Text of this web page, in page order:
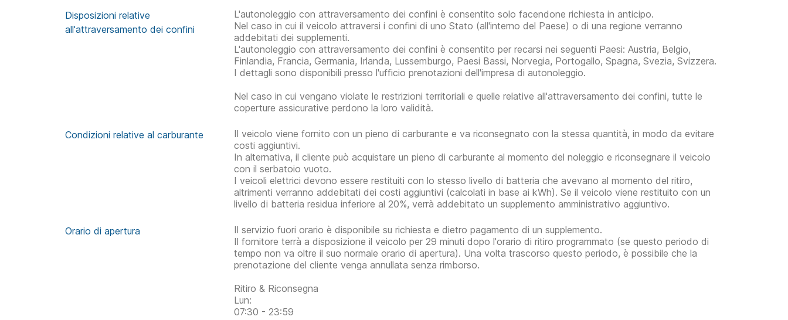
Disposizioni relative
all'attraversamento dei confini
L'autonoleggio con attraversamento dei confini è consentito solo facendone richiesta in anticipo.
Nel caso in cui il veicolo attraversi i confini di uno Stato (all'interno del Paese) o di una regione verranno
addebitati dei supplementi.
L'autonoleggio con attraversamento dei confini è consentito per recarsi nei seguenti Paesi: Austria, Belgio,
Finlandia, Francia, Germania, Irlanda, Lussemburgo, Paesi Bassi, Norvegia, Portogallo, Spagna, Svezia, Svizzera.
I dettagli sono disponibili presso l'ufficio prenotazioni dell'impresa di autonoleggio.
Nel caso in cui vengano violate le restrizioni territoriali e quelle relative all'attraversamento dei confini, tutte le
coperture assicurative perdono la loro validità.
Condizioni relative al carburante
Il veicolo viene fornito con un pieno di carburante e va riconsegnato con la stessa quantità, in modo da evitare
costi aggiuntivi.
In alternativa, il cliente può acquistare un pieno di carburante al momento del noleggio e riconsegnare il veicolo
con il serbatoio vuoto.
I veicoli elettrici devono essere restituiti con lo stesso livello di batteria che avevano al momento del ritiro,
altrimenti verranno addebitati dei costi aggiuntivi (calcolati in base ai kWh). Se il veicolo viene restituito con un
livello di batteria residua inferiore al 20%, verrà addebitato un supplemento amministrativo aggiuntivo.
Orario di apertura
Il servizio fuori orario è disponibile su richiesta e dietro pagamento di un supplemento.
Il fornitore terrà a disposizione il veicolo per 29 minuti dopo l'orario di ritiro programmato (se questo periodo di
tempo non va oltre il suo normale orario di apertura). Una volta trascorso questo periodo, è possibile che la
prenotazione del cliente venga annullata senza rimborso.
Ritiro & Riconsegna
Lun:
07:30 - 23:59